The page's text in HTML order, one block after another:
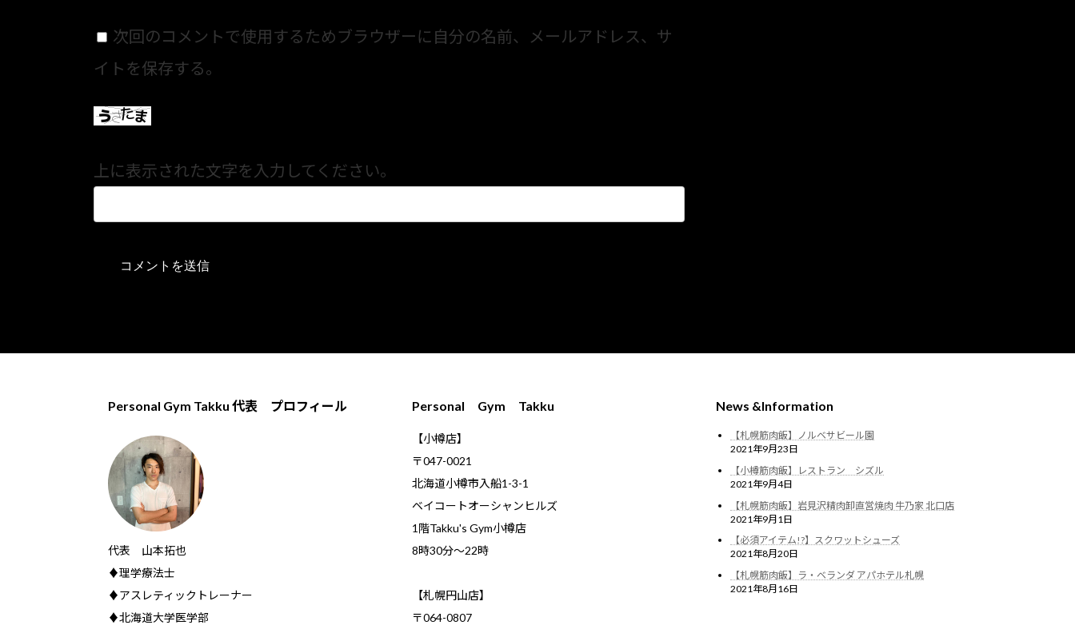
次回のコメントで使用するためブラウザーに自分の名前、メールアドレス、サ
イトを保存する。
上に表示された文字を入力してください。
Personal Gym Takku 代表 プロフィール
代表 山本拓也
♦理学療法士
♦アスレティックトレーナー
♦北海道大学医学部
Personal Gym Takku
【小樽店】
〒047-0021
北海道小樽市入船1-3-1
ベイコートオーシャンヒルズ
1階Takku's Gym小樽店
​8時30分～22時
【札幌円山店】
〒064-0807
News &Information
【札幌筋肉飯】ノルベサビール園
2021年9月23日
【小樽筋肉飯】レストラン シズル
2021年9月4日
【札幌筋肉飯】岩見沢精肉卸直営焼肉 牛乃家 北口店
2021年9月1日
【必須アイテム!?】スクワットシューズ
2021年8月20日
【札幌筋肉飯】ラ・ベランダ アパホテル札幌
2021年8月16日